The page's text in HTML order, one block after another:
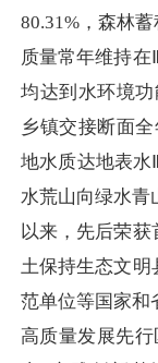
80.31%，森林
质量常年维持
均达到水环境
乡镇交接断面
地水质达地表水
水荒山向绿水青
以来，先后荣获
土保持生态文明
范单位等国家和
高质量发展先